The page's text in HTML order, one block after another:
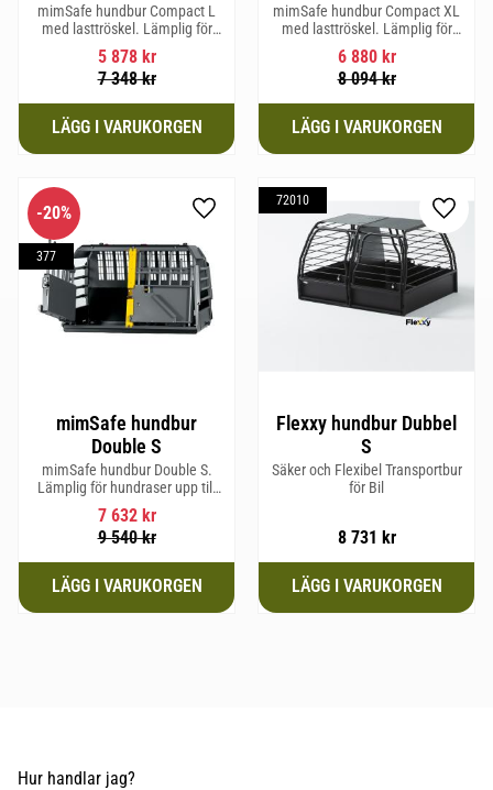
mimSafe hundbur Compact L
med lasttröskel. Lämplig för
hundraser upp till 58 cm i
mankhöjd.
5 878kr
7 348kr
mimSafe hundbur Compact XL
med lasttröskel. Lämplig för
hundraser upp till 58 cm i
mankhöjd.
6 880kr
8 094kr
mimSafe hundbur
Double S
mimSafe hundbur Double S.
Lämplig för hundraser upp till
52 cm i mankhöjd.
7 632kr
9 540kr
20%
377
Lägg till i favoriter
Flexxy hundbur Dubbel
S
Säker och Flexibel Transportbur
för Bil
8 731 kr
72010
Lägg
Hur handlar jag?